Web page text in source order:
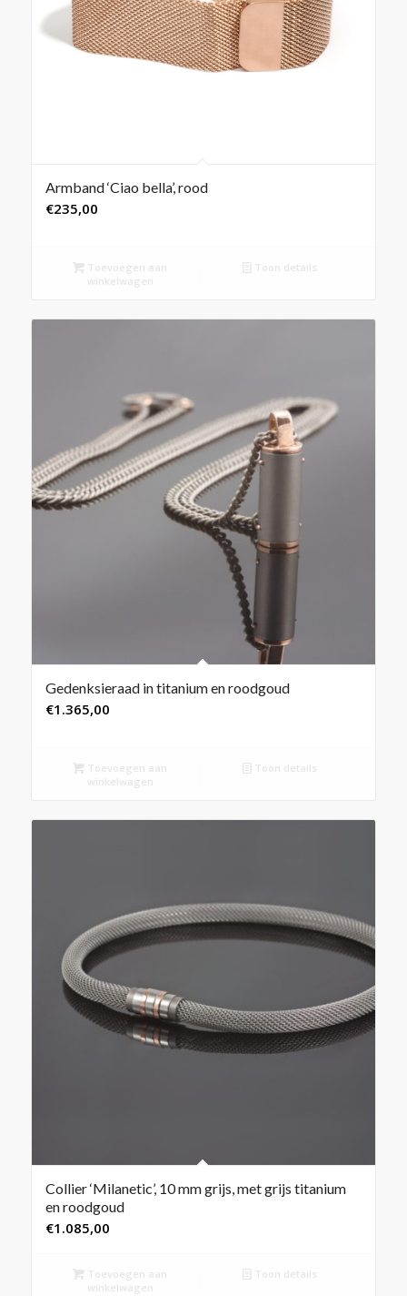
Armband ‘Ciao bella’, rood
€235,00
Toevoegen aan
winkelwagen
Toon details
Gedenksieraad in titanium en roodgoud
€1.365,00
Toevoegen aan
winkelwagen
Toon details
Collier ‘Milanetic’, 10 mm grijs, met grijs titanium
en roodgoud
€1.085,00
Toevoegen aan
winkelwagen
Toon details